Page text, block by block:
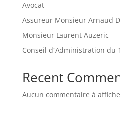
Avocat
Assureur Monsieur Arnaud
Monsieur Laurent Auzeric
Conseil d´Administration du
Recent
Aucun commentaire à